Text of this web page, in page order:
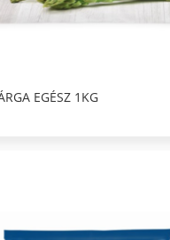
EGÉSZ 1KG